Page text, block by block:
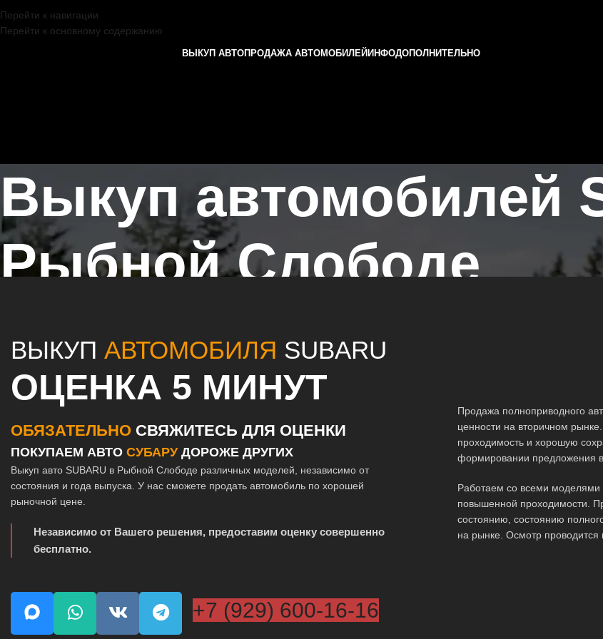
Перейти к навигации
Перейти к основному содержанию
ВЫКУП АВТОПРОДАЖА АВТОМОБИЛЕЙ ИНФОДОПОЛНИТЕЛЬНО
Выкуп автомобилей
Рыбной Слободе
ВЫКУП АВТОМОБИЛЯ SUBARU
ОЦЕНКА 5 МИНУТ
ОБЯЗАТЕЛЬНО СВЯЖИТЕСЬ ДЛЯ ОЦЕНКИ
ПОКУПАЕМ АВТО СУБАРУДОРОЖЕ ДРУГИХ
Выкуп авто SUBARU в Рыбной Слободе различных моделей, независимо от
состояния и года выпуска. У нас сможете продать автомобиль по хорошей
рыночной цене.
Независимо от Вашего решения, предоставим оценку совершенно
бесплатно.
+7 (929) 600-16-16
Продажа полноприводного
ценности на вторичном
проходимость и хорошую
формировании предложения
Работаем со всеми моделями
повышенной проходимости.
состоянию, состоянию
на рынке. Осмотр проводится